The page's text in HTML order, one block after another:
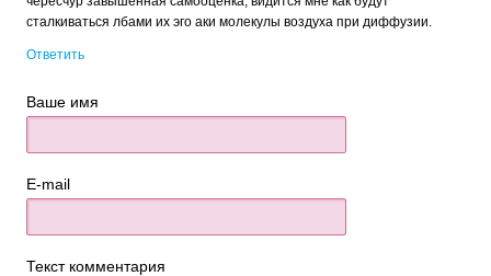
сталкиваться лбами их эго аки молекулы воздуха при диффузии.
Ответить
Ваше имя
E-mail
Текст комментария